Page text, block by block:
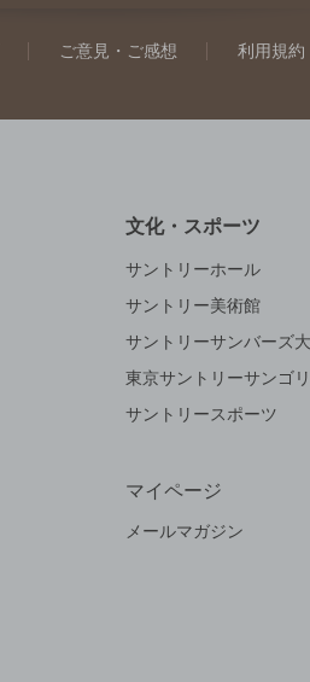
ご意見・ご感想 利用規約
文化・スポーツ
サントリーホール
サントリー美術館
サントリーサンバーズ
東京サントリーサンゴ
サントリースポーツ
マイページ
メールマガジン